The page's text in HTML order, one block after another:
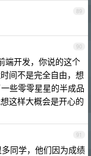
89
90
端开发，你说的这个
间不是完全自由，想
些零零星星的半成品
这样大概会是开心的
91
同学，他们因为成绩